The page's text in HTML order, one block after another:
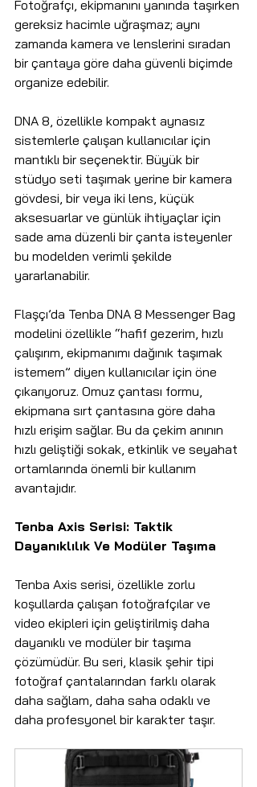
Fotoğrafçı, ekipmanını yanında taşırken
gereksiz hacimle uğraşmaz; aynı
zamanda kamera ve lenslerini sıradan
bir çantaya göre daha güvenli biçimde
organize edebilir.
DNA 8, özellikle kompakt aynasız
sistemlerle çalışan kullanıcılar için
mantıklı bir seçenektir. Büyük bir
stüdyo seti taşımak yerine bir kamera
gövdesi, bir veya iki lens, küçük
aksesuarlar ve günlük ihtiyaçlar için
sade ama düzenli bir çanta isteyenler
bu modelden verimli şekilde
yararlanabilir.
Flaşçı’da Tenba DNA 8 Messenger Bag
modelini özellikle “hafif gezerim, hızlı
çalışırım, ekipmanımı dağınık taşımak
istemem” diyen kullanıcılar için öne
çıkarıyoruz. Omuz çantası formu,
ekipmana sırt çantasına göre daha
hızlı erişim sağlar. Bu da çekim anının
hızlı geliştiği sokak, etkinlik ve seyahat
ortamlarında önemli bir kullanım
avantajıdır.
Tenba Axis Serisi: Taktik
Dayanıklılık Ve Modüler Taşıma
Tenba Axis serisi, özellikle zorlu
koşullarda çalışan fotoğrafçılar ve
video ekipleri için geliştirilmiş daha
dayanıklı ve modüler bir taşıma
çözümüdür. Bu seri, klasik şehir tipi
fotoğraf çantalarından farklı olarak
daha sağlam, daha saha odaklı ve
daha profesyonel bir karakter taşır.